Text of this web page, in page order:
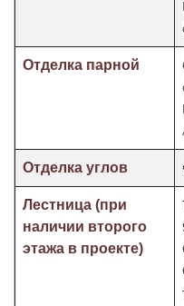
Отделка парной
Отделка углов
Лестница (при
наличии второго
этажа в проекте)